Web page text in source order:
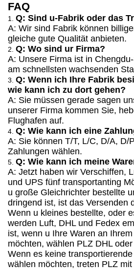
FAQ
1. Q: Sind u-Fabrik oder das
A: Wir sind Fabrik können
gleiche gute Qualität anbieten.
2. Q: Wo sind ur Firma?
A: Unsere Firma ist in
am schnellsten wachsenden
3. Q: Wenn ich Ihre Fabrik
wie kann ich zu dort gehen?
A: Sie müssen gerade sagen
unserer Firma kommen Sie,
Flughafen auf.
4. Q: Wie kann ich eine
A: Sie können T/T, L/C, D/A, D/
Zahlungen wählen.
5. Q: Wie kann ich meine
A: Jetzt haben wir Verschiffen,
und UPS fünf transportanting
u große Gleichrichter bestellte
dringend ist, ist das Versenden
Wenn u kleines bestellte, oder
werden Luft, DHL und Fedex
ist, wenn u Ihre Waren an
möchten, wählen PLZ DHL
Wenn es keine
wählen möchten, treten PLZ